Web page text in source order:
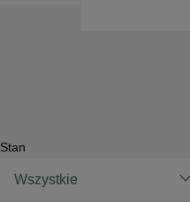
Stan
Wszystkie